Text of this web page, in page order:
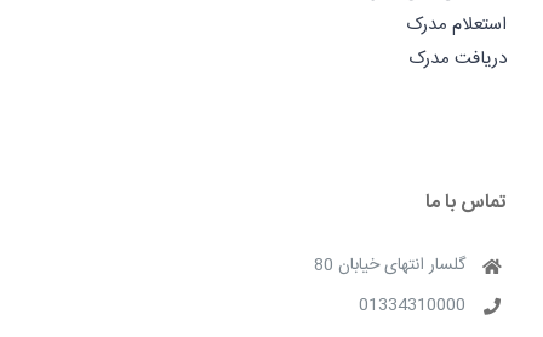
استعلام مدرک
دریافت مدرک
تماس با ما
گلسار انتهای خیابان 80
01334310000